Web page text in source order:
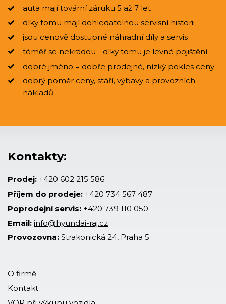
auta mají tovární záruku 5 až 7 let
díky tomu mají dohledatelnou servisní historii
jsou cenově dostupné náhradní díly a servis
téměř se nekradou - díky tomu je levné pojištění
dobré jméno = dobře prodejné, nízký pokles ceny
dobrý poměr ceny, stáří, výbavy a provozních
nákladů
Kontakty:
Prodej: +420 602 215 586
Příjem do prodeje: +420 734 567 487
Poprodejní servis: +420 739 110 050
Email: info@hyundai-raj.cz
Provozovna: Strakonická 24, Praha 5
O firmě
Kontakt